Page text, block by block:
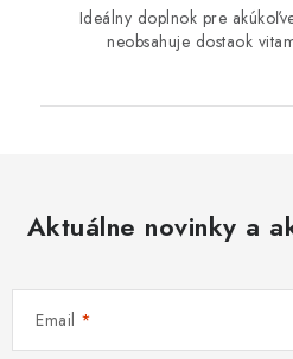
Ideálny doplnok pre
neobsahuje dostaok
Aktuálne novinky a
Email